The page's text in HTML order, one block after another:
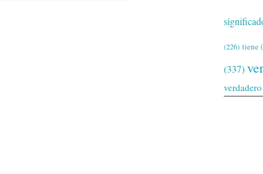
(226) tiene
(337)
verdadero